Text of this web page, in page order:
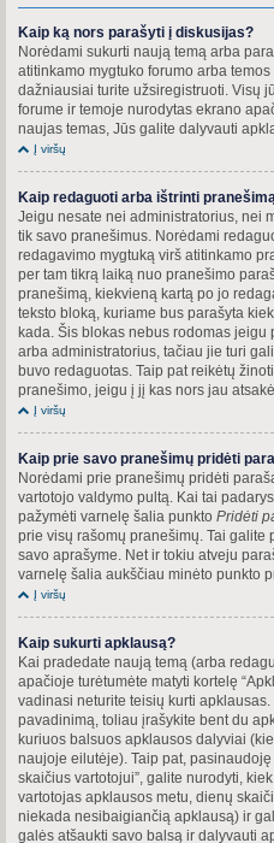
Kaip ką nors parašyti į diskusijas?
Norėdami sukurti naują temą arba
atitinkamo mygtuko forumo arba
dažniausiai turite užsiregistruoti. Visų
forume ir temoje nurodytas ekrano
naujas temas, Jūs galite dalyvauti
Į viršų
Kaip redaguoti arba ištrinti
Jeigu nesate nei administratorius, nei
tik savo pranešimus. Norėdami
redagavimo mygtuką virš atitinkamo
per tam tikrą laiką nuo pranešimo
pranešimą, kiekvieną kartą po jo
teksto bloką, kuriame bus parašyta
kada. Šis blokas nebus rodomas
arba administratorius, tačiau jie turi
buvo redaguotas. Taip pat reikėtų
pranešimo, jeigu į jį kas nors jau atsakė.
Į viršų
Kaip prie savo pranešimų pridėti
Norėdami prie pranešimų pridėti
vartotojo valdymo pultą. Kai tai
pažymėti varnelę šalia punkto Pridėti
prie visų rašomų pranešimų. Tai galite
savo aprašyme. Net ir tokiu atveju
varnelę šalia aukščiau minėto punkto
Į viršų
Kaip sukurti apklausą?
Kai pradedate naują temą (arba
apačioje turėtumėte matyti kortelę
vadinasi neturite teisių kurti
pavadinimą, toliau įrašykite bent du
kuriuos balsuos apklausos dalyviai
naujoje eilutėje). Taip pat,
skaičius vartotojui”, galite nurodyti,
vartotojas apklausos metu, dienų
niekada nesibaigiančią apklausą) ir
galės atšaukti savo balsą ir dalyvauti